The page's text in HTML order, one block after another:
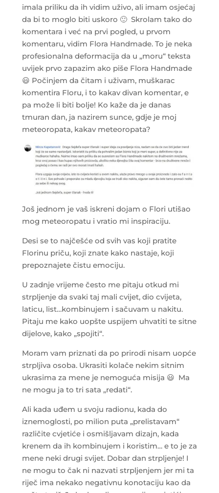
imala priliku da ih vidim uživo, ali imam osjećaj
da bi to moglo biti uskoro 🙂Skrolam tako do
komentara i već na prvi pogled, u prvom
komentaru, vidim Flora Handmade. To je neka
profesionalna deformacija da u „moru“ teksta
uvijek prvo zapazim ako piše Flora Handmade
😃 Počinjem da čitam i uživam, muškarac
komentira Floru, i to kakav divan komentar, e
pa može li biti bolje! Ko kaže da je danas
tmuran dan, ja nazirem sunce, gdje je moj
meteoropata, kakav meteoropata?
Još jednom je vaš iskreni dojam o Flori utišao
mog meteoropatu i vratio mi inspiraciju.
Desi se to najčešće od svih vas koji pratite
Florinu priču, koji znate kako nastaje, koji
prepoznajete čistu emociju.
U zadnje vrijeme često me pitaju otkud mi
strpljenje da svaki taj mali cvijet, dio cvijeta,
laticu, list…kombinujem i sačuvam u nakitu.
Pitaju me kako uopšte uspijem uhvatiti te sitne
dijelove, kako „spojiti“.
Moram vam priznati da po prirodi nisam uopće
strpljiva osoba. Ukrasiti kolače nekim sitnim
ukrasima za mene je nemoguća misija 😃 Ma
ne mogu ja to tri sata „redati“.
Ali kada uđem u svoju radionu, kada do
iznemoglosti, po milion puta „prelistavam“
različite cvjetiće i osmišljavam dizajn, kada
krenem da ih kombinujem i koristim… e to je za
mene neki drugi svijet. Dobar dan strpljenje! I
ne mogu to čak ni nazvati strpljenjem jer mi ta
riječ ima nekako negativnu konotaciju kao da